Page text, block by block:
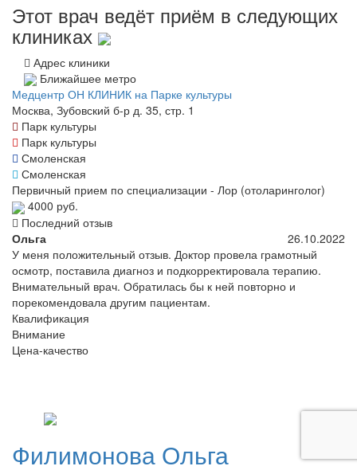
Этот врач ведёт приём в следующих
клиниках
Адрес клиники
Ближайшее метро
Медцентр ОН КЛИНИК на Парке культуры
Москва, Зубовский б-р д. 35, стр. 1
Парк культуры
Парк культуры
Смоленская
Смоленская
Первичный прием по специализации - Лор (отоларинголог)
4000 руб.
Последний отзыв
Ольга
26.10.2022
У меня положительный отзыв. Доктор провела грамотный
осмотр, поставила диагноз и подкорректировала терапию.
Внимательный врач. Обратилась бы к ней повторно и
порекомендовала другим пациентам.
Квалификация
Внимание
Цена-качество
Филимонова Ольга